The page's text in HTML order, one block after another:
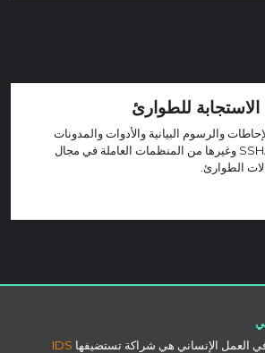
للطوارئ
والرسوم البيانية والأدوات والمدونات
والموارد الأخرى من SSHAP وغيرها من المنظمات العاملة في مجال
الطوارئ.
في العمل الإنساني هي شراكة تستضيفهاIDS